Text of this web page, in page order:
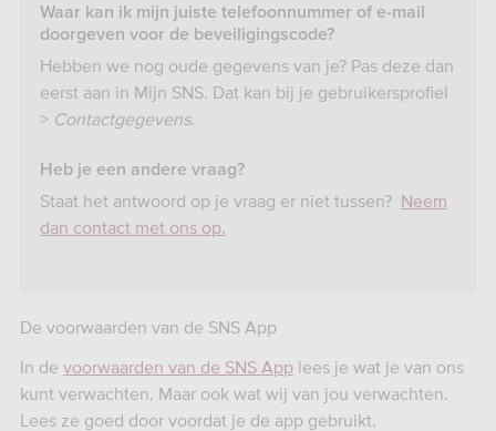
Waar kan ik mijn juiste telefoonnummer of e-mail
doorgeven voor de beveiligingscode?
Hebben we nog oude gegevens van je? Pas deze dan
eerst aan in Mijn SNS. Dat kan bij je gebruikersprofiel
> Contactgegevens.
Heb je een andere vraag?
Staat het antwoord op je vraag er niet tussen? Neem
dan contact met ons op.
De voorwaarden van de SNS App
In de voorwaarden van de SNS App lees je wat je van ons
kunt verwachten. Maar ook wat wij van jou verwachten.
Lees ze goed door voordat je de app gebruikt.